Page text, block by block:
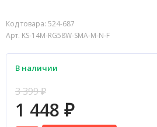
Код товара: 524-687
Арт. KS-14M-RG58W-SMA-M-N-F
В наличии
3 399₽
1 448 ₽